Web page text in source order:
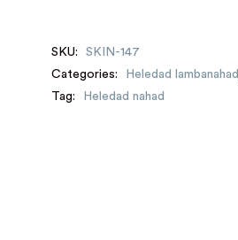
SKU:
SKIN-147
Categories:
Heledad lambanahad
Tag:
Heledad nahad